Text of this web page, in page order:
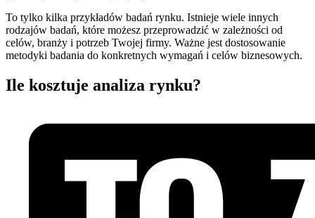
To tylko kilka przykładów badań rynku. Istnieje wiele innych
rodzajów badań, które możesz przeprowadzić w zależności od
celów, branży i potrzeb Twojej firmy. Ważne jest dostosowanie
metodyki badania do konkretnych wymagań i celów biznesowych.
Ile kosztuje analiza rynku?